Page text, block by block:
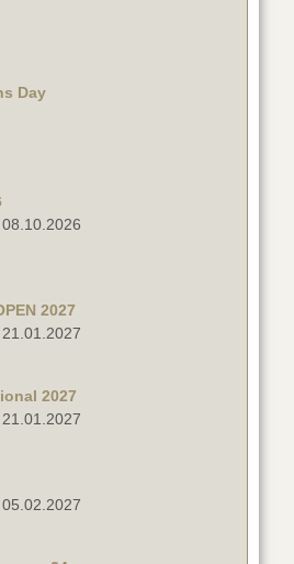
Day
08.10.2026
2027
21.01.2027
2027
21.01.2027
05.02.2027